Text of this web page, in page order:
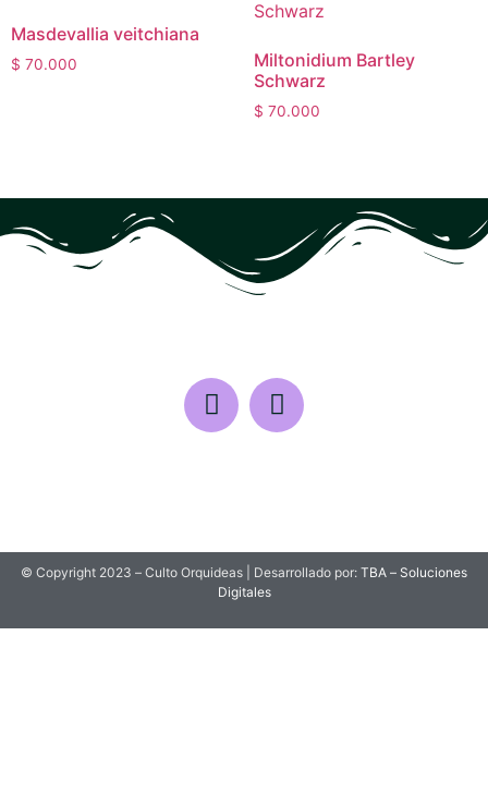
Masdevallia veitchiana
$ 70.000
Miltonidium Bartley
Schwarz
$ 70.000
© Copyright 2023 – Culto Orquideas | Desarrollado por: TBA – Soluciones
Digitales